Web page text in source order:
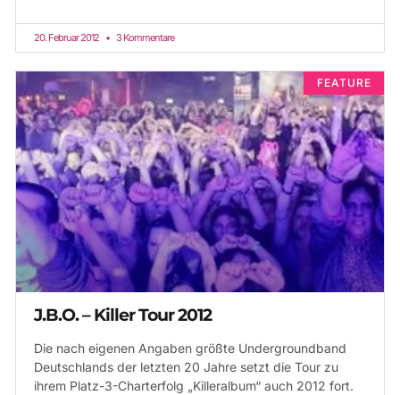
20. Februar 2012 3 Kommentare
FEATURE
J.B.O. – Killer Tour 2012
Die nach eigenen Angaben größte Undergroundband
Deutschlands der letzten 20 Jahre setzt die Tour zu
ihrem Platz-3-Charterfolg „Killeralbum“ auch 2012 fort.